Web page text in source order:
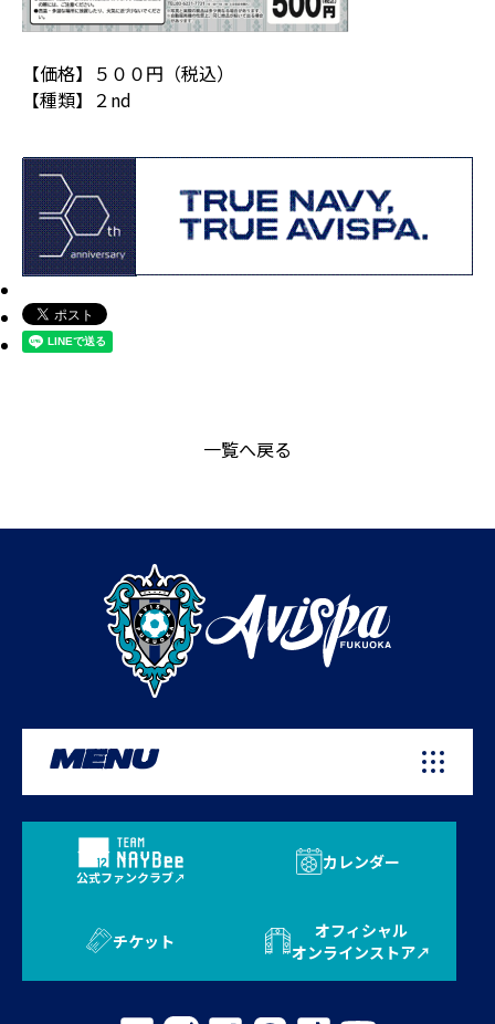
【価格】５００円（税込）
【種類】２nd
一覧へ戻る
MENU
公式ファンクラブ
カレンダー
チケット
オフィシャル
オンラインストア